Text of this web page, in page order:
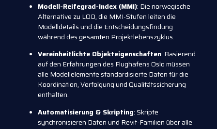
Modell-Reifegrad-Index (MMI): Die norwegische
Alternative zu LOD, die MMI-Stufen leiten die
Modelldetails und die Entscheidungsfindung
während des gesamten Projektlebenszyklus.
Vereinheitlichte Objekteigenschaften: Basierend
auf den Erfahrungen des Flughafens Oslo müssen
alle Modellelemente standardisierte Daten für die
Koordination, Verfolgung und Qualitätssicherung
enthalten.
Automatisierung & Skripting: Skripte
synchronisieren Daten und Revit-Familien über alle